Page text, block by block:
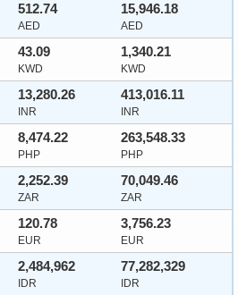
512.74
AED
15,946.18
AED
43.09
KWD
1,340.21
KWD
13,280.26
INR
413,016.11
INR
8,474.22
PHP
263,548.33
PHP
2,252.39
ZAR
70,049.46
ZAR
120.78
EUR
3,756.23
EUR
2,484,962
IDR
77,282,329
IDR